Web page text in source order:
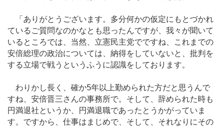
「ありがとうございます。多分何かの仮定にもとづかれ
ているご質問なのかなとも思ったんですが、我々が聞いて
いるところでは、当然、立憲民主党でですね、これまでの
安倍総理の政治については、納得をしていないと、批判を
する立場で戦うというふうに認識をしております。
わりかし長く、確か5年以上勤められた方だと思うんで
すね、安倍晋三さんの事務所で。そして、辞められた時も
円満退社というか、円満退職であったとうかがっていま
す。ですから、仕事はまじめで、そして、それなりにその